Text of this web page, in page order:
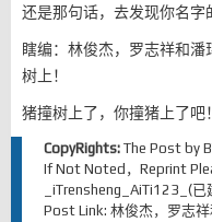
还是那句话，去发现你名字
瞎编：林俊杰，罗志祥和潘
树上！
猪撞树上了，你撞猪上了吧！
CopyRights: The Post by
If Not Noted，Reprint
_iTrensheng_AiTi123_(已
Post Link: 林俊杰，罗志